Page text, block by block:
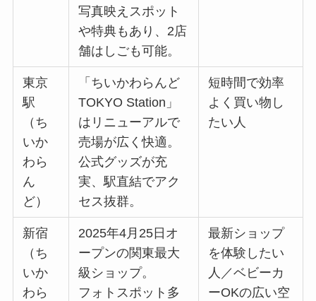
写真映えスポット
や特典もあり、2店
舗はしごも可能。
東京
駅
（ち
いか
わら
ん
ど）
「ちいかわらんど
TOKYO Station」
はリニューアルで
売場が広く快適。
公式グッズが充
実、駅直結でアク
セス抜群。
短時間で効率
よく買い物し
たい人
新宿
（ち
いか
わら
2025年4月25日オ
ープンの関東最大
級ショップ。
フォトスポット多
最新ショップ
を体験したい
人／ベビーカ
ーOKの広い空